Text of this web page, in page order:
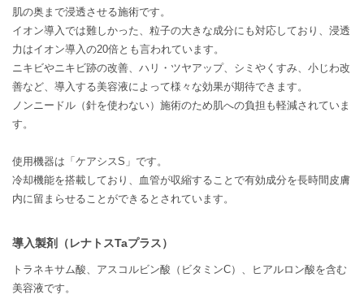
肌の奥まで浸透させる施術です。
イオン導入では難しかった、粒子の大きな成分にも対応しており、浸透
力はイオン導入の20倍とも言われています。
ニキビやニキビ跡の改善、ハリ・ツヤアップ、シミやくすみ、小じわ改
善など、導入する美容液によって様々な効果が期待できます。
ノンニードル（針を使わない）施術のため肌への負担も軽減されていま
す。
使用機器は「ケアシスS」です。
冷却機能を搭載しており、血管が収縮することで有効成分を長時間皮膚
内に留まらせることができるとされています。
導入製剤（レナトスTaプラス）
トラネキサム酸、アスコルビン酸（ビタミンC）、ヒアルロン酸を含む
美容液です。